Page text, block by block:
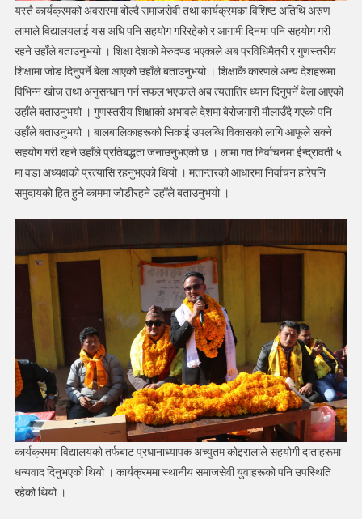
यस्तै कार्यक्रमको अवसरमा बोल्दै समाजसेवी तथा कार्यक्रमका विशिष्ट अतिथि अरुण
लामाले विद्यालयलाई यस अधि पनि सहयोग गरिरहेको र आगामी दिनमा पनि सहयोग गरी
रहने उहाँले बताउनुभयो । शिक्षा देशको मेरुदण्ड भएकाले अब प्रविधिमैत्री र गुणस्तरीय
शिक्षामा जोड दिनुपर्ने बेला आएको उहाँले बताउनुभयो । शिक्षाकै कारणले अन्य देशहरूमा
विभिन्न खोज तथा अनुसन्धान गर्न सफल भएकाले अब त्यतातिर ध्यान दिनुपर्ने बेला आएको
उहाँले बताउनुभयो । गुणस्तरीय शिक्षाको अभावले देशमा बेरोजगारी मौलाउँदै गएको पनि
उहाँले बताउनुभयो । बालबालिकाहरूको सिकाई उपलब्धि विकासको लागि आफूले सक्ने
सहयोग गरी रहने उहाँले प्रतिबद्धता जनाउनुभएको छ । लामा गत निर्वाचनमा ईन्द्रावती ५
मा वडा अध्यक्षको प्रत्यासि रहनुभएको थियो । मतान्तरको आधारमा निर्वाचन हारेपनि
समुदायको हित हुने काममा जोडीरहने उहाँले बताउनुभयो ।
कार्यक्रममा विद्यालयको तर्फबाट प्रधानाध्यापक अच्युतम कोइरालाले सहयोगी दाताहरूमा
धन्यवाद दिनुभएको थियो । कार्यक्रममा स्थानीय समाजसेवी युवाहरूको पनि उपस्थिति
रहेको थियो ।